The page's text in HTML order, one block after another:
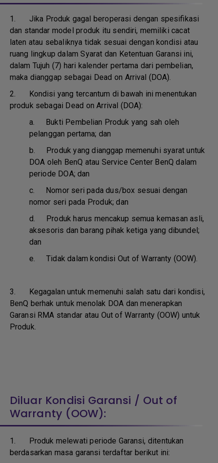
1. Jika Produk gagal beroperasi dengan spesifikasi
dan standar model produk itu sendiri, memiliki cacat
laten atau sebaliknya tidak sesuai dengan kondisi atau
ruang lingkup dalam Syarat dan Ketentuan Garansi ini,
dalam Tujuh (7) hari kalender pertama dari pembelian,
maka dianggap sebagai Dead on Arrival (DOA).
2. Kondisi yang tercantum di bawah ini menentukan
produk sebagai Dead on Arrival (DOA):
a. Bukti Pembelian Produk yang sah oleh
pelanggan pertama; dan
b. Produk yang dianggap memenuhi syarat untuk
DOA oleh BenQ atau Service Center BenQ dalam
periode DOA; dan
c. Nomor seri pada dus/box sesuai dengan
nomor seri pada Produk; dan
d. Produk harus mencakup semua kemasan asli,
aksesoris dan barang pihak ketiga yang dibundel;
dan
e.Tidak dalam kondisi Out of Warranty (OOW).
3. Kegagalan untuk memenuhi salah satu dari kondisi,
BenQ berhak untuk menolak DOA dan menerapkan
Garansi RMA standar atau Out of Warranty (OOW) untuk
Produk.
Diluar Kondisi Garansi / Out of
Warranty (OOW):
1. Produk melewati periode Garansi, ditentukan
berdasarkan masa garansi terdaftar berikut ini: